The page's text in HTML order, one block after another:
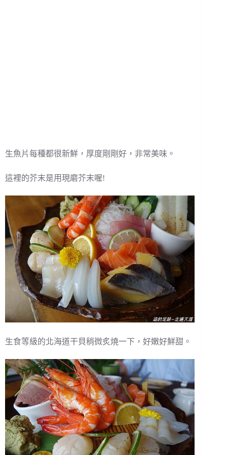
生魚片每種都很新鮮，厚度剛剛好，非常美味。
這裡的芥末是用現磨芥末喔!
生食等級的北海道干貝稍微炙燒一下，好嫩好鮮甜。